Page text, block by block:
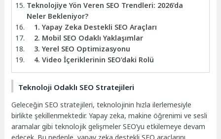
Teknolojiye Yön Veren SEO Trendleri: 2026’da
Neler Bekleniyor?
1. Yapay Zeka Destekli SEO Araçları
2. Mobil SEO Odaklı Yaklaşımlar
3. Yerel SEO Optimizasyonu
4. Video İçeriklerinin SEO’daki Rolü
Teknoloji Odaklı SEO Stratejileri
Geleceğin SEO stratejileri, teknolojinin hızla ilerlemesiyle
birlikte şekillenmektedir. Yapay zeka, makine öğrenimi ve sesli
aramalar gibi teknolojik gelişmeler SEO’yu etkilemeye devam